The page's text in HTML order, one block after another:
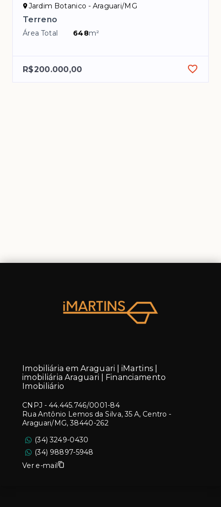
Jardim Botanico - Araguari/MG
Terreno
Área Total 648m²
R$200.000,00
Imobiliária em Araguari | iMartins |
imobiliária Araguari | Financiamento
Imobiliário
CNPJ - 44.445.746/0001-84
Rua Antônio Lemos da Silva, 35 A, Centro -
Araguari/MG, 38440-262
(34) 3249-0430
(34) 98897-5948
Ver e-mail